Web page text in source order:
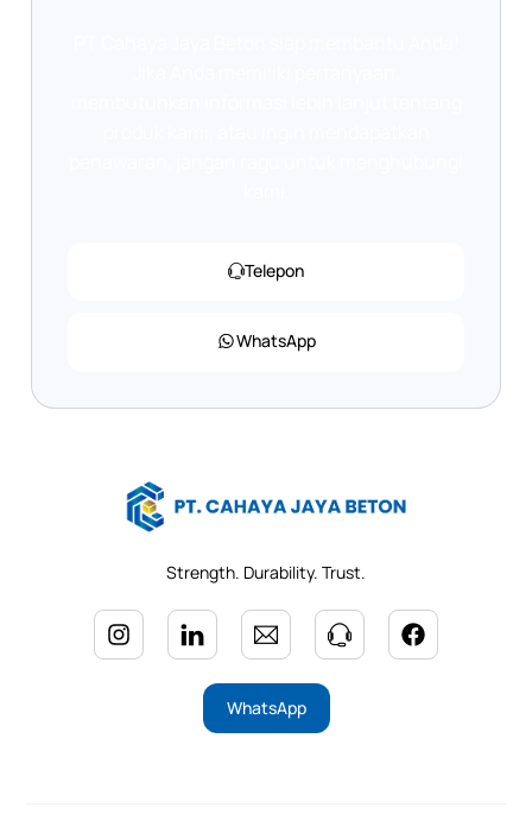
Telepon
WhatsApp
Strength. Durability. Trust.
WhatsApp